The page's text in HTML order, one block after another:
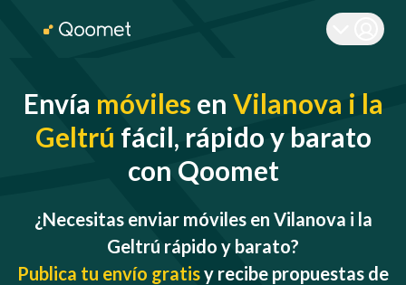
Envía móviles en Vilanova i la
Geltrú fácil, rápido y barato
con Qoomet
¿Necesitas enviar móviles en Vilanova i la
Geltrú rápido y barato?
Publica tu envío gratisy recibe propuestas de